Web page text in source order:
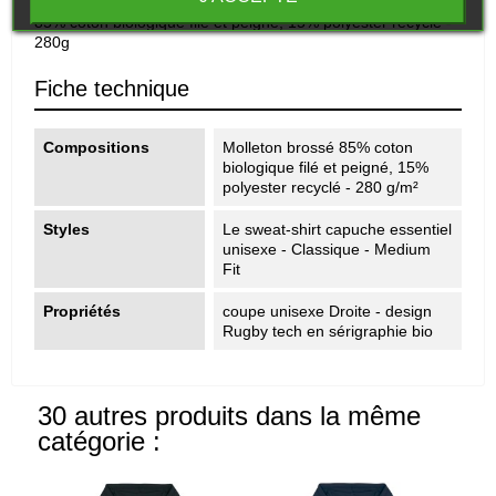
85% coton biologique filé et peigné, 15% polyester recyclé -
280g
Fiche technique
Compositions
Molleton brossé 85% coton
biologique filé et peigné, 15%
polyester recyclé - 280 g/m²
Styles
Le sweat-shirt capuche essentiel
unisexe - Classique - Medium
Fit
Propriétés
coupe unisexe Droite - design
Rugby tech en sérigraphie bio
30 autres produits dans la même
catégorie :